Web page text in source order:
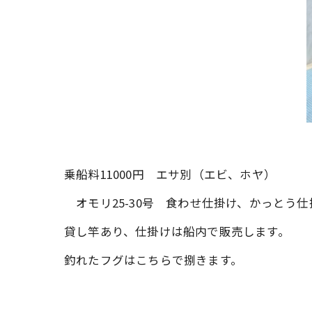
乗船料11000円 エサ別（エビ、ホヤ）
オモリ25-30号 食わせ仕掛け、かっとう仕
貸し竿あり、仕掛けは船内で販売します。
釣れたフグはこちらで捌きます。